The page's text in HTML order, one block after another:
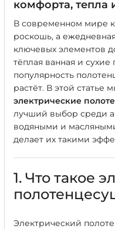
комфорта, тепла
В современном мире
роскошь, а
ключевых элементов
тёплая ванная и
популярность
растёт. В этой статье
электрические
лучший выбор среди
водяными и
делает их такими
1. Что такое
Электрический